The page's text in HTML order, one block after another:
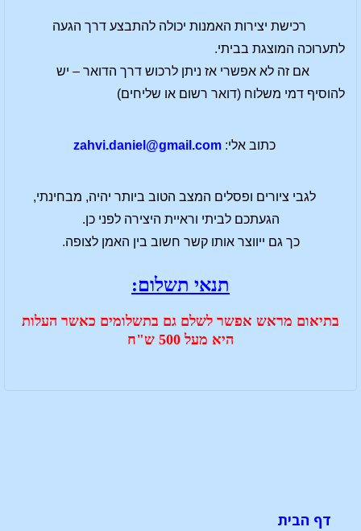
רכישת יצירות האמנות יכולה להתבצע דרך הגעה
לתערוכה המוצגת בביתי.
אם זה לא אפשרי אז ניתן לרכוש דרך הדואר – יש
להוסיף דמי משלוח (דואר רשום או שליחים)
כתוב אלי:zahvi.daniel@gmail.com
לגבי ציורים ופסלים המצב הטוב ביותר יהיה, מבחינתי,
הגעתכם לביתי וראיית היצירה לפני כן.
כך גם ייווצר אותו קשר חשוב בין האמן לצופה.
תנאי תשלום:
בתיאום מראש אפשר לשלם גם בתשלומים כאשר העלות
היא מעל 500 ש"ח
דף הבית